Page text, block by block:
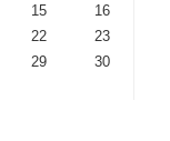
15
16
22
23
29
30